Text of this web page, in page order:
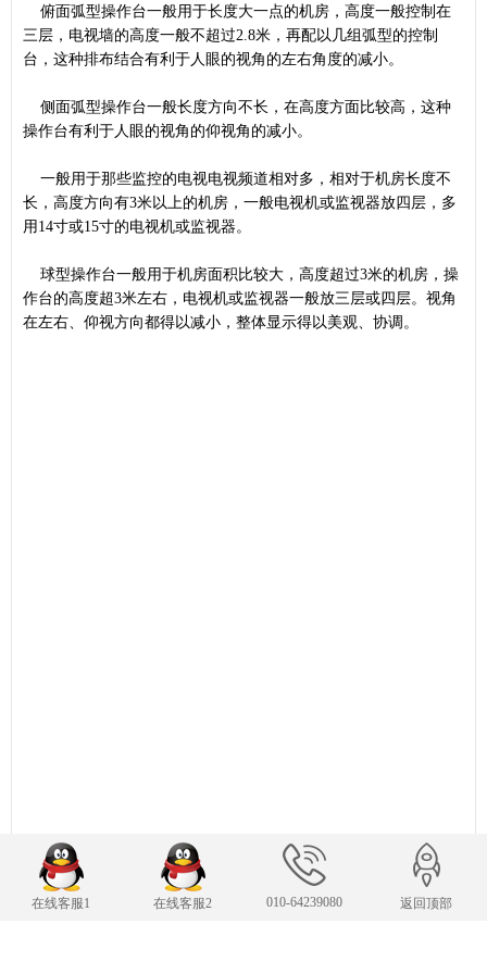
俯面弧型操作台一般用于长度大一点的机房，高度一般控制在
三层，电视墙的高度一般不超过2.8米，再配以几组弧型的控制
台，这种排布结合有利于人眼的视角的左右角度的减小。
侧面弧型操作台一般长度方向不长，在高度方面比较高，这种
操作台有利于人眼的视角的仰视角的减小。
一般用于那些监控的电视电视频道相对多，相对于机房长度不
长，高度方向有3米以上的机房，一般电视机或监视器放四层，多
用14寸或15寸的电视机或监视器。
球型操作台一般用于机房面积比较大，高度超过3米的机房，操
作台的高度超3米左右，电视机或监视器一般放三层或四层。视角
在左右、仰视方向都得以减小，整体显示得以美观、协调。
在线客服1 在线客服2 010-64239080 返回顶部